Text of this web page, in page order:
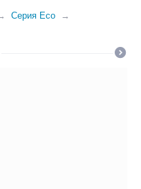
Серия Eco